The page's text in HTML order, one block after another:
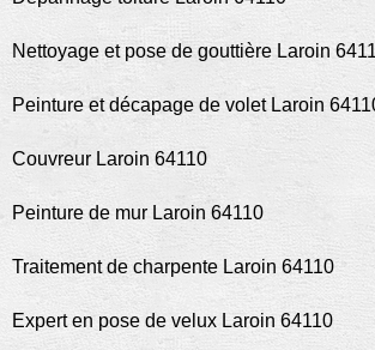
Nettoyage et pose de gouttière Laroin
Peinture et décapage de volet Laroin
Couvreur Laroin 64110
Peinture de mur Laroin 64110
Traitement de charpente Laroin 64110
Expert en pose de velux Laroin 64110